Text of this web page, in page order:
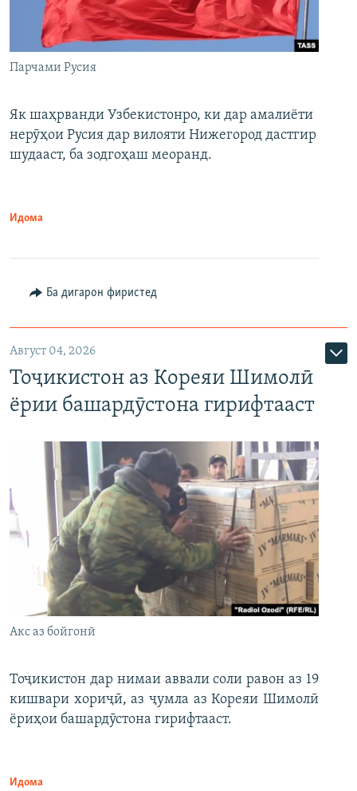
Парчами Русия
Як шаҳрванди Узбекистонро, ки дар амалиёти
нерӯҳои Русия дар вилояти Нижегород дастгир
шудааст, ба зодгоҳаш меоранд.
Идома
Ба дигарон фиристед
Август 04, 2026
Тоҷикистон аз Кореяи Шимолӣ
ёрии башардӯстона гирифтааст
Акс аз бойгонӣ
Тоҷикистон дар нимаи аввали соли равон аз 19
кишвари хориҷӣ, аз ҷумла аз Кореяи Шимолӣ
ёриҳои башардӯстона гирифтааст.
Идома